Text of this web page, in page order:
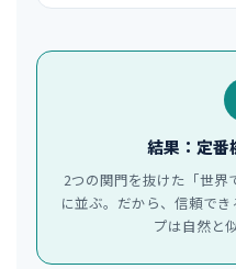
結果：定番
2つの関門を抜けた「世界
に並ぶ。だから、信頼で
プは自然と